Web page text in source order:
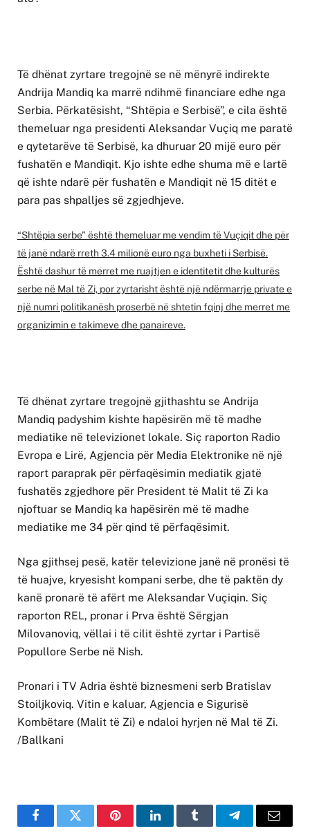
Të dhënat zyrtare tregojnë se në mënyrë indirekte
Andrija Mandiq ka marrë ndihmë financiare edhe nga
Serbia. Përkatësisht, “Shtëpia e Serbisë”, e cila është
themeluar nga presidenti Aleksandar Vuçiq me paratë
e qytetarëve të Serbisë, ka dhuruar 20 mijë euro për
fushatën e Mandiqit. Kjo ishte edhe shuma më e lartë
që ishte ndarë për fushatën e Mandiqit në 15 ditët e
para pas shpalljes së zgjedhjeve.
“Shtëpia serbe” është themeluar me vendim të Vuçiqit dhe për
të janë ndarë rreth 3.4 milionë euro nga buxheti i Serbisë.
Është dashur të merret me ruajtjen e identitetit dhe kulturës
serbe në Mal të Zi, por zyrtarisht është një ndërmarrje private e
një numri politikanësh proserbë në shtetin fqinj dhe merret me
organizimin e takimeve dhe panaireve.
Të dhënat zyrtare tregojnë gjithashtu se Andrija
Mandiq padyshim kishte hapësirën më të madhe
mediatike në televizionet lokale. Siç raporton Radio
Evropa e Lirë, Agjencia për Media Elektronike në një
raport paraprak për përfaqësimin mediatik gjatë
fushatës zgjedhore për President të Malit të Zi ka
njoftuar se Mandiq ka hapësirën më të madhe
mediatike me 34 për qind të përfaqësimit.
Nga gjithsej pesë, katër televizione janë në pronësi të
të huajve, kryesisht kompani serbe, dhe të paktën dy
kanë pronarë të afërt me Aleksandar Vuçiqin. Siç
raporton REL, pronar i Prva është Sërgjan
Milovanoviq, vëllai i të cilit është zyrtar i Partisë
Popullore Serbe në Nish.
Pronari i TV Adria është biznesmeni serb Bratislav
Stoiljkoviq. Vitin e kaluar, Agjencia e Sigurisë
Kombëtare (Malit të Zi) e ndaloi hyrjen në Mal të Zi.
/Ballkani
FacebookTwitter PinterestLinkedInTumblr TelegramEmail